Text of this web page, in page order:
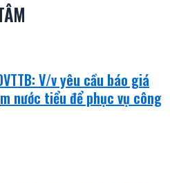
V/v yêu cầu báo giá
nước tiểu để phục vụ công